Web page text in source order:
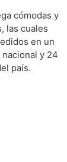
cómodas y
las cuales
en un
y 24
país.